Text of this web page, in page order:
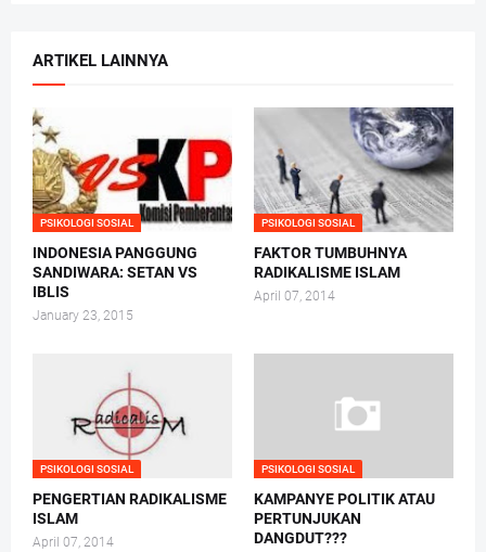
ARTIKEL LAINNYA
PSIKOLOGI SOSIAL
INDONESIA PANGGUNG
SANDIWARA: SETAN VS
IBLIS
January 23, 2015
PSIKOLOGI SOSIAL
FAKTOR TUMBUHNYA
RADIKALISME ISLAM
April 07, 2014
PSIKOLOGI SOSIAL
PENGERTIAN RADIKALISME
ISLAM
April 07, 2014
PSIKOLOGI SOSIAL
KAMPANYE POLITIK ATAU
PERTUNJUKAN
DANGDUT???